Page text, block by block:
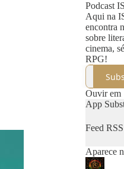
Podcast
Aqui na
encontra
sobre
cinema,
RPG!
Ouvir em
App
Feed RSS
Aparece